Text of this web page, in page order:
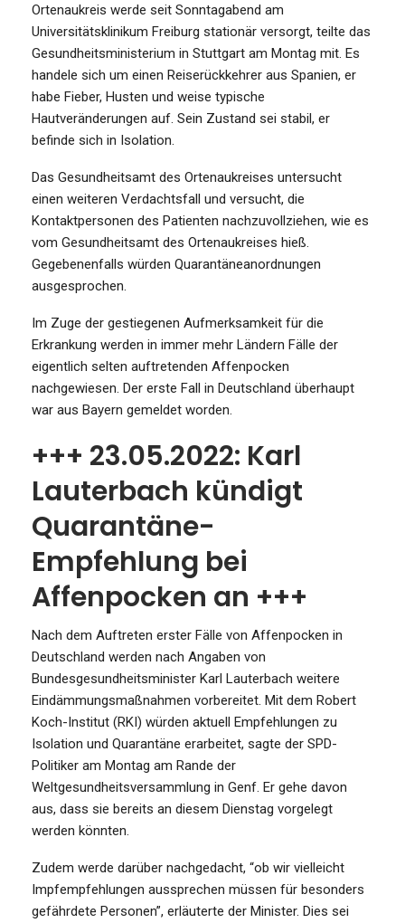
Ortenaukreis werde seit Sonntagabend am
Universitätsklinikum Freiburg stationär versorgt, teilte das
Gesundheitsministerium in Stuttgart am Montag mit. Es
handele sich um einen Reiserückkehrer aus Spanien, er
habe Fieber, Husten und weise typische
Hautveränderungen auf. Sein Zustand sei stabil, er
befinde sich in Isolation.
Das Gesundheitsamt des Ortenaukreises untersucht
einen weiteren Verdachtsfall und versucht, die
Kontaktpersonen des Patienten nachzuvollziehen, wie es
vom Gesundheitsamt des Ortenaukreises hieß.
Gegebenenfalls würden Quarantäneanordnungen
ausgesprochen.
Im Zuge der gestiegenen Aufmerksamkeit für die
Erkrankung werden in immer mehr Ländern Fälle der
eigentlich selten auftretenden Affenpocken
nachgewiesen. Der erste Fall in Deutschland überhaupt
war aus Bayern gemeldet worden.
+++ 23.05.2022: Karl
Lauterbach kündigt
Quarantäne-
Empfehlung bei
Affenpocken an +++
Nach dem Auftreten erster Fälle von Affenpocken in
Deutschland werden nach Angaben von
Bundesgesundheitsminister Karl Lauterbach weitere
Eindämmungsmaßnahmen vorbereitet. Mit dem Robert
Koch-Institut (RKI) würden aktuell Empfehlungen zu
Isolation und Quarantäne erarbeitet, sagte der SPD-
Politiker am Montag am Rande der
Weltgesundheitsversammlung in Genf. Er gehe davon
aus, dass sie bereits an diesem Dienstag vorgelegt
werden könnten.
Zudem werde darüber nachgedacht, “ob wir vielleicht
Impfempfehlungen aussprechen müssen für besonders
gefährdete Personen”, erläuterte der Minister. Dies sei